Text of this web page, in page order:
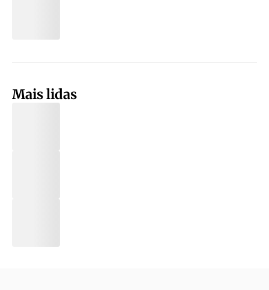
Mais lidas